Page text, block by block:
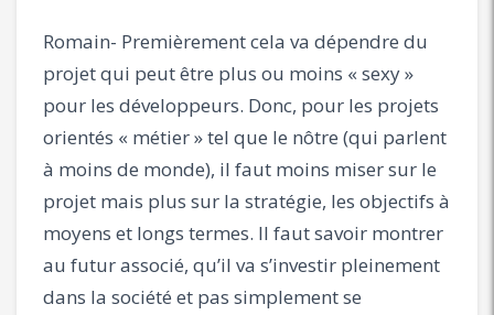
Romain- Premièrement cela va dépendre du
projet qui peut être plus ou moins « sexy »
pour les développeurs. Donc, pour les projets
orientés « métier » tel que le nôtre (qui parlent
à moins de monde), il faut moins miser sur le
projet mais plus sur la stratégie, les objectifs à
moyens et longs termes. Il faut savoir montrer
au futur associé, qu’il va s’investir pleinement
dans la société et pas simplement se